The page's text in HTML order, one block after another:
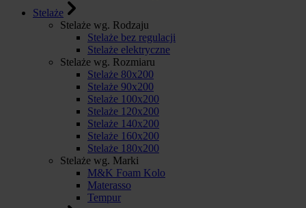
Stelaże
Stelaże wg. Rodzaju
Stelaże bez regulacji
Stelaże elektryczne
Stelaże wg. Rozmiaru
Stelaże 80x200
Stelaże 90x200
Stelaże 100x200
Stelaże 120x200
Stelaże 140x200
Stelaże 160x200
Stelaże 180x200
Stelaże wg. Marki
M&K Foam Kolo
Materasso
Tempur